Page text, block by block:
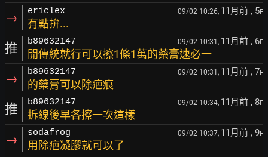
→ ericlex 09/02 10:26, 11月前 , 5F
有點拚...
推 b89632147 09/02 10:31, 11月前 , 6F
開傳統就行可以擦1條1萬的藥膏速必一
→ b89632147 09/02 10:31, 11月前 , 7F
的藥膏可以除疤痕
推 b89632147 09/02 10:34, 11月前 , 8F
拆線後早各擦一次這樣
→ sodafrog 09/02 10:37, 11月前 , 9F
用除疤凝膠就可以了